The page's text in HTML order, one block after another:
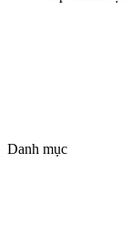
Danh mục